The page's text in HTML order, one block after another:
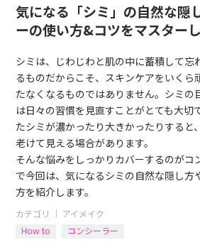
気になる「シミ」の自然な隠
ーの使い方&コツをマスター
シミは、じわじわと肌の中に蓄積して忘
るものだからこそ、スキンケアをいくら
たなくなるものではありません。シミの
は日々の習慣を見直すことがとても大切
たシミが濃かったり大きかったりすると
老けて見える場合があります。
そんな悩みをしっかりカバーするのがコ
で今回は、気になるシミの自然な隠し方
方を紹介します。
カテゴリ ｜ アイメイク
How to
コンシーラー